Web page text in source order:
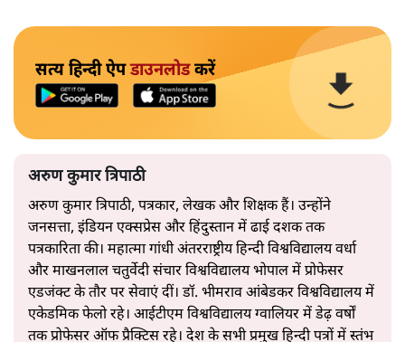
सत्य हिन्दी ऐपडाउनलोडकरें
अरुण कुमार त्रिपाठी
अरुण कुमार त्रिपाठी, पत्रकार, लेखक और शिक्षक हैं। उन्होंने
जनसत्ता, इंडियन एक्सप्रेस और हिंदुस्तान में ढाई दशक तक
पत्रकारिता की। महात्मा गांधी अंतरराष्ट्रीय हिन्दी विश्वविद्यालय वर्धा
और माखनलाल चतुर्वेदी संचार विश्वविद्यालय भोपाल में प्रोफेसर
एडजंक्ट के तौर पर सेवाएं दीं। डॉ. भीमराव आंबेडकर विश्वविद्यालय में
एकेडमिक फेलो रहे। आईटीएम विश्वविद्यालय ग्वालियर में डेढ़ वर्षों
तक प्रोफेसर ऑफ प्रैक्टिस रहे। देश के सभी प्रमुख हिन्दी पत्रों में स्तंभ